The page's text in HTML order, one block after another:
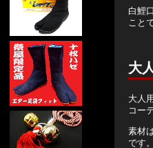
白鯉
こと
大
大人
コー
素材
です。